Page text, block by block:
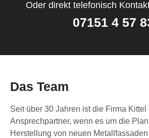
Oder direkt telefonisch
07151 4 57
Das Team
Seit über 30 Jahren ist die Firma Kittel
Ansprechpartner, wenn es um die
Herstellung von neuen